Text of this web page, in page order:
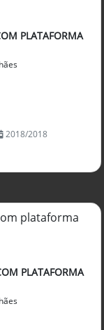
PLATAFORMA
2018/2018
PLATAFORMA